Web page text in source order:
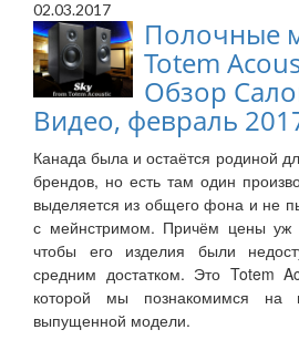
02.03.2017
Полочные
Totem
Обзор
Видео, февраль
Канада была и остаётся родиной
брендов, но есть там один
выделяется из общего фона и не
с мейнстримом. Причём цены уж
чтобы его изделия были
средним достатком. Это Totem
которой мы познакомимся на
выпущенной модели.